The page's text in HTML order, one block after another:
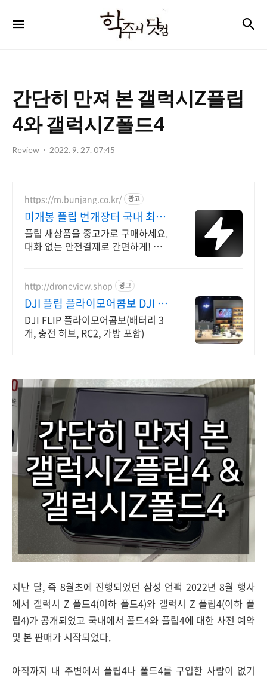
주
컴
간단히 만져 본 갤럭시Z플립
4와 갤럭시Z폴드4
Review 2022. 9. 27. 07:45
https://m.bunjang.co.kr/ 광고
미개봉 플립 번개장터 국내 최대
브랜드 중고거래
플립 새상품을 중고가로 구매하세요.
대화 없는 안전결제로 간편하게! 전국
드
http://droneview.shop 광고
DJI 플립 플라이모어콤보 DJI 공
식 인증 스토어
DJI FLIP 플라이모어콤보(배터리 3
개, 충전 허브, RC2, 가방 포함)
지난 달, 즉 8월초에 진행되었던 삼성 언팩 2022년 8월 행사
에서 갤럭시 Z 폴드4(이하 폴드4)와 갤럭시 Z 플립4(이하 플
립4)가 공개되었고 국내에서 폴드4와 플립4에 대한 사전 예약
및 본 판매가 시작되었다.
아직까지 내 주변에서 플립4나 폴드4를 구입한 사람이 없기